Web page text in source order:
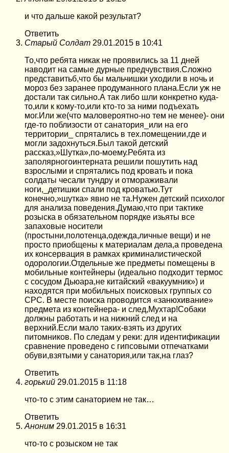
и что дальше какой результат?
Ответить
Старый Солдат 29.01.2015 в 10:41
То,что ребята никак не проявились за 11 дней
наводит на самые дурные предчувствия.Сложно
представитьб,что бы мальчишки уходили в ночь и
мороз без заранее продуманного плана.Если уж не
достали так сильно.А так либо шли конкретно куда-
то,или к кому-то,или кто-то за ними подъехать
мог.Или же(что маловероятно-но тем не менее)- они
где-то поблизости от санатория_или на его
территории_ спрятались в тех.помещении,где и
могли задохнуться.Был такой детский
рассказ,»Шутка»,по-моему.Ребята из
заполярногоинтерната решили пошутить над
взрослыми и спрятались под кровать и пока
солдаты чесали тундру и отмораживали
ноги,_детишки спали под кроватью.Тут
конечно,»шутка» явно не та.Нужен детский психолог
для анализа поведения.Думаю,что при тактике
розыска в обязательном порядке изьяты все
запаховые носители
(простыни,полотенца,одежда,личные вещи) и не
просто приобщены к материалам дела,а проведена
их консервация в рамках криминалистической
одорологии.Отдельные же предметы помещены в
мобильные контейнеры (идеально подходит термос
с сосудом Дьюара,не китайский «вакуумник») и
находятся при мобильных поисковых группых со
СРС. В месте поиска проводится «занюхивание»
предмета из контейнера- и след,Мухтар!Собаки
должны работать и на нижний след и на
верхний.Если мало таких-взять из других
питомников. По следам у реки: для идентификации
сравнение проведено с гипсовыми отпечатками
обуви,взятыми у санатория,или так,на глаз?
Ответить
горький 29.01.2015 в 11:18
что-то с этим санаторием не так…
Ответить
Аноним 29.01.2015 в 16:31
что-то с розыском не так